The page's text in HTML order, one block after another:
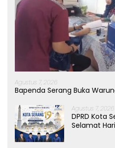
Agustus 7, 2026
Bapenda Serang Buka
Agustus 7, 2026
DPRD Kota
Selamat